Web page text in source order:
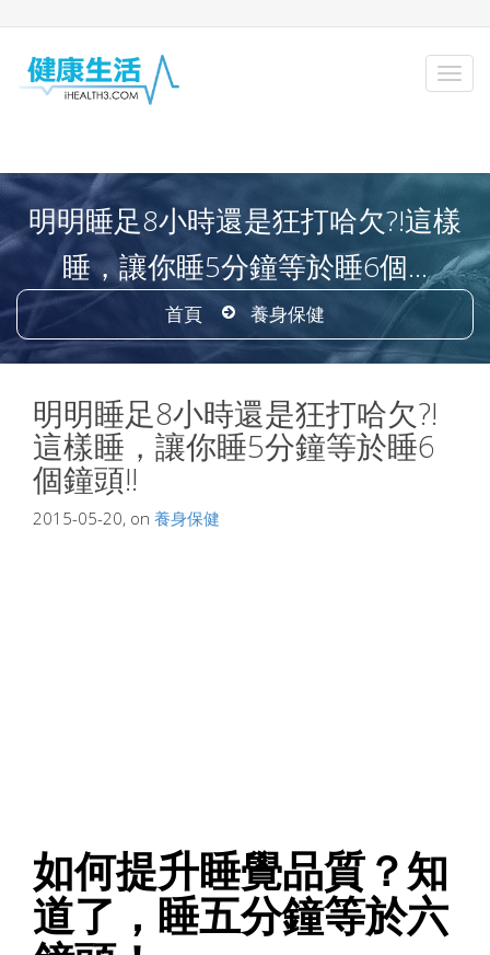
明明睡足8小時還是狂打哈欠?!這樣
睡，讓你睡5分鐘等於睡6個...
首頁 養身保健
明明睡足8小時還是狂打哈欠?!
這樣睡，讓你睡5分鐘等於睡6
個鐘頭!!
2015-05-20, on 養身保健
如何提升睡覺品質？知
道了，睡五分鐘等於六